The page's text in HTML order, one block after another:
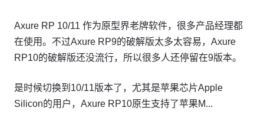
Axure RP 10/11 作为原型界老牌软件，很多产品经理都
在使用。不过Axure RP9的破解版太多太容易，Axure
RP10的破解版还没流行，所以很多人还停留在9版本。
是时候切换到10/11版本了，尤其是苹果芯片Apple
Silicon的用户，Axure RP10原生支持了苹果M...